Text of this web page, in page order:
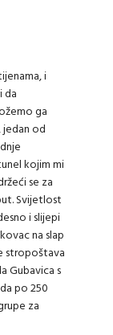
i
da
ga
jedan od
kojim mi
se za
Svijetlost
i slijepi
na slap
stropoštava
Gubavica s
po 250
za